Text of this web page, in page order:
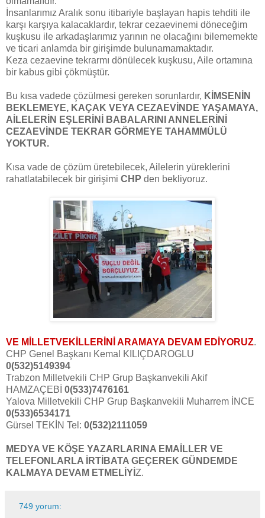
İnsanlarımız Aralık sonu itibariyle başlayan hapis tehditi ile
karşı karşıya kalacaklardır, tekrar cezaevinemi döneceğim
kuşkusu ile arkadaşlarımız yarının ne olacağını bilememekte
ve ticari anlamda bir girişimde bulunamamaktadır.
Keza cezaevine tekrarmı dönülecek kuşkusu, Aile ortamına
bir kabus gibi çökmüştür.
Bu kısa vadede çözülmesi gereken sorunlardır, KİMSENİN
BEKLEMEYE, KAÇAK VEYA CEZAEVİNDE YAŞAMAYA,
AİLELERİN EŞLERİNİ BABALARINI ANNELERİNİ
CEZAEVİNDE TEKRAR GÖRMEYE TAHAMMÜLÜ
YOKTUR.
Kısa vade de çözüm üretebilecek, Ailelerin yüreklerini
rahatlatabilecek bir girişimi CHP den bekliyoruz.
VE MİLLETVEKİLLERİNİ ARAMAYA DEVAM EDİYORUZ.
CHP Genel Başkanı Kemal KILIÇDAROGLU
0(532)5149394
Trabzon Milletvekili CHP Grup Başkanvekili Akif
HAMZAÇEBİ 0(533)7476161
Yalova Milletvekili CHP Grup Başkanvekili Muharrem İNCE
0(533)6534171
Gürsel TEKİN Tel: 0(532)2111059
MEDYA VE KÖŞE YAZARLARINA EMAİLLER VE
TELEFONLARLA İRTİBATA GEÇEREK GÜNDEMDE
KALMAYA DEVAM ETMELİYİ Z.
749 yorum: